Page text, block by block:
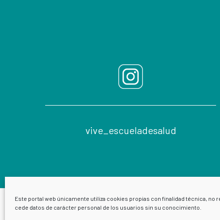
Este portal web únicamente utiliza cookies propias con finalidad técnica, no
cede datos de carácter personal de los usuarios sin su conocimiento.
vive_escueladesalud